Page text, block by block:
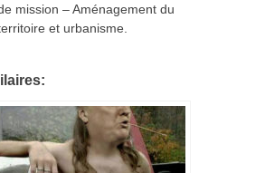
mission – Aménagement du
et urbanisme.